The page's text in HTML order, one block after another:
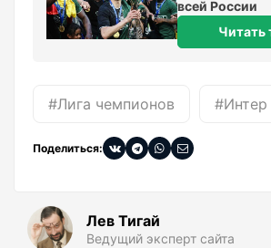
всей России
Читать
#Лига чемпионов #Интер
Поделиться:
Лев Тигай
Ведущий эксперт сайта